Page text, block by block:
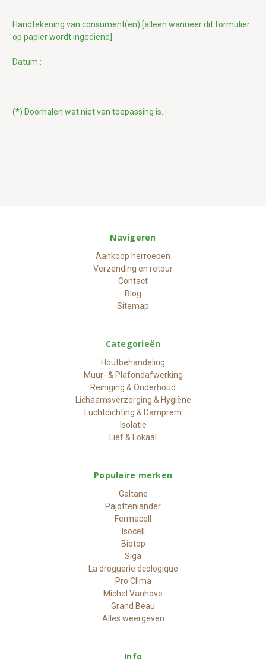
Handtekening van consument(en) [alleen wanneer dit formulier
op papier wordt ingediend]:
Datum :
(*) Doorhalen wat niet van toepassing is.
Navigeren
Aankoop herroepen
Verzending en retour
Contact
Blog
Sitemap
Categorieën
Houtbehandeling
Muur- & Plafondafwerking
Reiniging & Onderhoud
Lichaamsverzorging & Hygiëne
Luchtdichting & Damprem
Isolatie
Lief & Lokaal
Populaire merken
Galtane
Pajottenlander
Fermacell
Isocell
Biotop
Siga
La droguerie écologique
Pro Clima
Michel Vanhove
Grand Beau
Alles weergeven
Info